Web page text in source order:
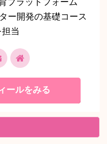
ー開発の基礎コース
当
ールをみる